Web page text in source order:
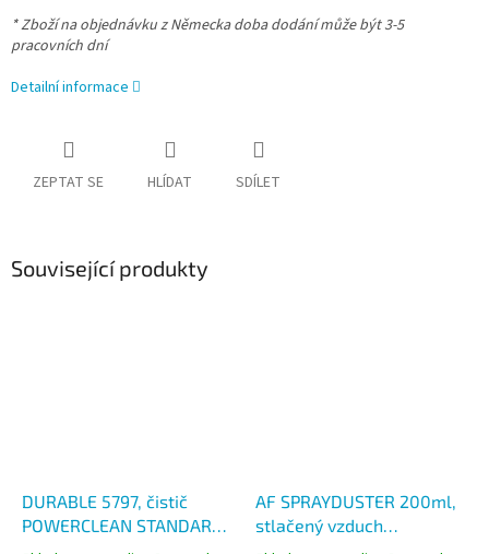
* Zboží na objednávku z Německa doba dodání může být 3-5
pracovních dní
Detailní informace
ZEPTAT SE HLÍDAT SDÍLET
Související produkty
DURABLE 5797, čistič
POWERCLEAN STANDARD
se stlačeným vzduchem
AF SPRAYDUSTER 200ml,
stlačený vzduch
nehořlavý, obratitelný